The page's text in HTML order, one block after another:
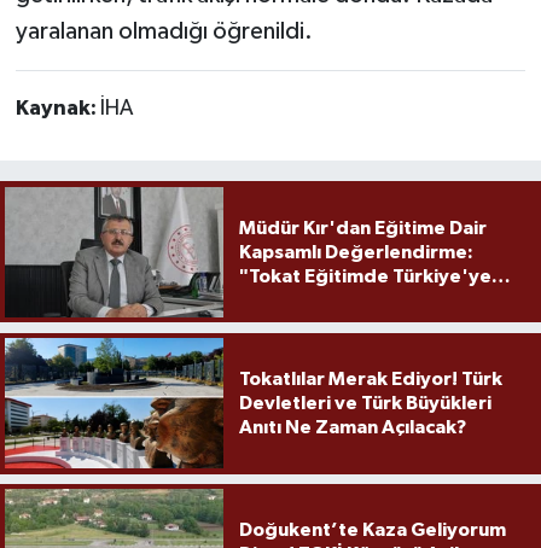
yaralanan olmadığı öğrenildi.
Kaynak: İHA
Müdür Kır'dan Eğitime Dair
Kapsamlı Değerlendirme:
"Tokat Eğitimde Türkiye'ye
Tokatlılar Merak Ediyor! Türk
Devletleri ve Türk Büyükleri
Anıtı Ne Zaman Açılacak?
Doğukent’te Kaza Geliyorum